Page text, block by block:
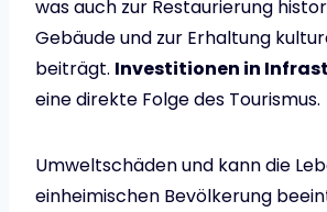
was auch zur Restaurierung
Gebäude und zur Erhaltung
beiträgt. Investitionen in
eine direkte Folge des Tourismus.
Umweltschäden und kann die
einheimischen Bevölkerung